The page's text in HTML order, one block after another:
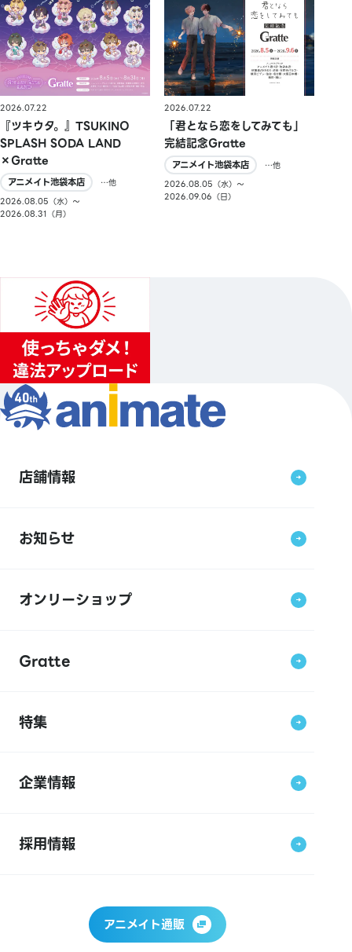
2026.07.22
『ツキウタ。』TSUKINO
SPLASH SODA LAND
×Gratte
アニメイト池袋本店
…他
2026.08.05（水）〜
2026.08.31（月）
2026.07.22
「君となら恋をしてみても」
完結記念Gratte
アニメイト池袋本店
…他
2026.08.05（水）〜
2026.09.06（日）
店舗情報
お知らせ
オンリーショップ
Gratte
特集
企業情報
採用情報
アニメイト通販